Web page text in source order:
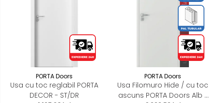
PORTA Doors
Usa cu toc reglabil PORTA
DECOR - ST/DR
PORTA Doors
Usa Filomuro Hide / cu toc
ascuns PORTA Doors Alb -